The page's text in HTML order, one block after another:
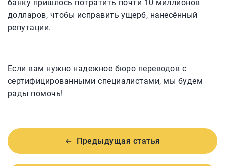
банку пришлось потратить почти 10 миллионов
долларов, чтобы исправить ущерб, нанесённый
репутации.
Если вам нужно надежное бюро переводов с
сертифицированными специалистами, мы будем
рады помочь!
Предыдущая статья